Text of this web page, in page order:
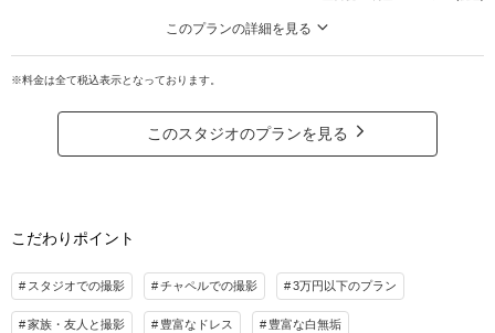
ヘアメイク
相談予約する
来店・オンライン
撮影日の空き
を確認する
このプランの詳細を見る
本格的な和装をアルバムで残すプラン。
時代に左右されない「正統派の婚礼写真」を撮影します。
着付け
衣装追加 会食
家族と撮影 家族用衣装レンタル
※料金は全て税込表示となっております。
このスタジオのプランを見る
こだわりポイント
スタジオでの撮影 チャペルでの撮影 3万円以下のプラン
家族・友人と撮影 豊富なドレス 豊富な白無垢